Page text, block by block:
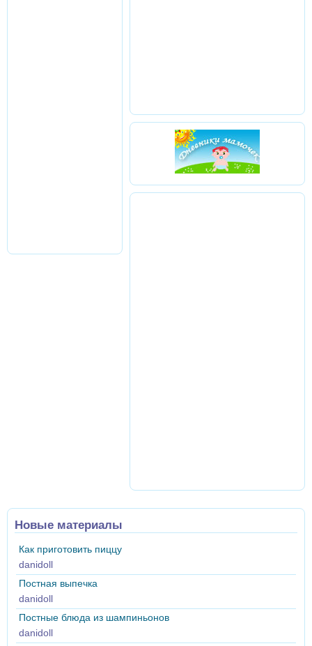
Новые материалы
Как приготовить пиццу
danidoll
Постная выпечка
danidoll
Постные блюда из шампиньонов
danidoll